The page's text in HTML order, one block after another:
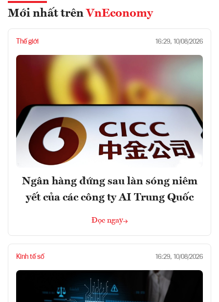
Mới nhất trên VnEconomy
Thế giới 16:29, 10/08/2026
Ngân hàng đứng sau làn sóng niêm
yết của các công ty AI Trung Quốc
Đọc ngay
Kinh tế số 16:29, 10/08/2026